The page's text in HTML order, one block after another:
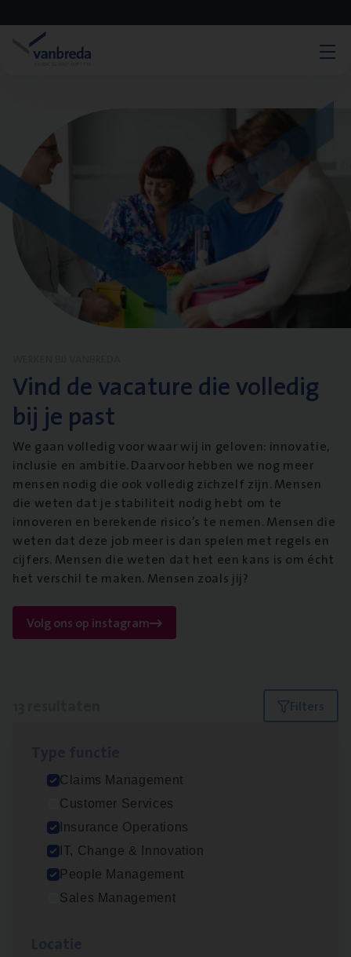
Vind de vacature die volledig
bij je past
We gaan volledig voor waar wij in geloven: innovatie,
inclusie en ambitie. Daarvoor hebben we nog meer
mensen nodig die ook volledig zichzelf zijn. Mensen
die weten dat je stabiliteit nodig hebt om te
innoveren en berekende risico’s te nemen. Mensen die
weten dat deze job meer is dan spelen met regels en
cijfers. Mensen die weten dat het een kans is om écht
het verschil te maken. Mensen zoals jij?
Volg ons op instagram
Filters
Claims Management
Customer Services
Insurance Operations
IT, Change & Innovation
People Management
Sales Management
Test Ana­lyst
IT, Change & Innovation
Antwerpen
Scha­de­be­heer­der verzekeringen